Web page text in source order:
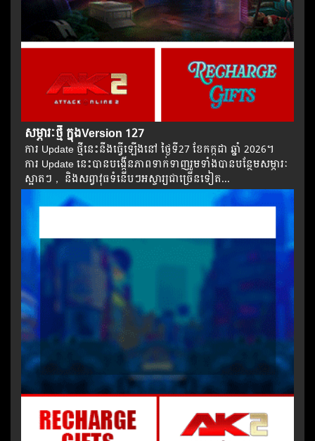
សម្ភារៈថ្មី ក្នុងVersion 127
ការ Update ថ្មីនេះនឹងធ្វើឡើងនៅ​ ថ្ងៃទី27 ខែកក្កដា ឆ្នាំ 2026។​​
ការ Update នេះបានបង្កើនភាពទាក់ទាញរួមទាំងបានបន្ថែមសម្ភារៈ
ស្អាតៗ​， និងសព្វាវុធទំនើបៗអស្ចារ្យជាច្រើនទៀត...